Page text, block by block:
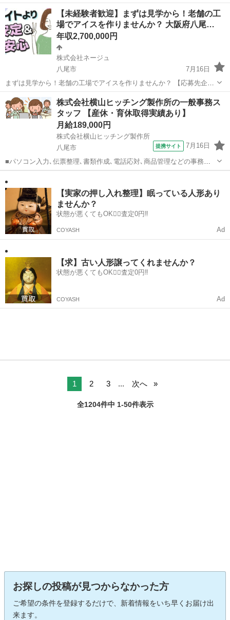
ストいずみ八尾」をはじめ、近隣のデイサービスやグループホームを
複数兼務いただく正社員の募集です。大手企業ならではの安定感のも
と、新しい働き方を始めてみません...
八尾市 ホームヘルパー
【未経験者歓迎】まずは見学から！老舗の工
場でアイスを作りませんか？ 大阪府八尾…
年収2,700,000円
株式会社ネージュ
八尾市
7月16日
まずは見学から！老舗の工場でアイスを作りませんか？ 【応募先企業
名】株式会社ネージュ 【雇用形態】正社員 【職種】軽作業 【応募資
格】 ・日本語ネイティブレベルの方に限る【仕事内容】 ＼食品メーカ
ー工場の製造スタッフ／ 森...
大阪 工場
株式会社横山ヒッチング製作所の一般事務ス
タッフ 【産休・育休取得実績あり】
月給189,000円
株式会社横山ヒッチング製作所
八尾市
提携サイト 7月16日
■パソコン入力､伝票整理､書類作成､電話応対､商品管理などの事務全
般 ▼スタッフインタビュー（事務職、女性） 前職も事務職でしたが、
勤務体系が不規則だったため、 定刻通りで勤務できる横山ヒッチング
製作所を選びました。 慣れ...【実家の押し入れ整理】眠っている人形あり
ませんか？
状態が悪くてもOK🙆‍♀️査定0円‼️
COYASH Ad
【求】古い人形譲ってくれませんか？
状態が悪くてもOK🙆‍♀️査定0円‼️
COYASH Ad
1 2 3 ... 次へ
全1204件中 1-50件表示
お探しの投稿が見つからなかった方
ご希望の条件を登録するだけで、新着情報をいち早くお届け出
来ます。